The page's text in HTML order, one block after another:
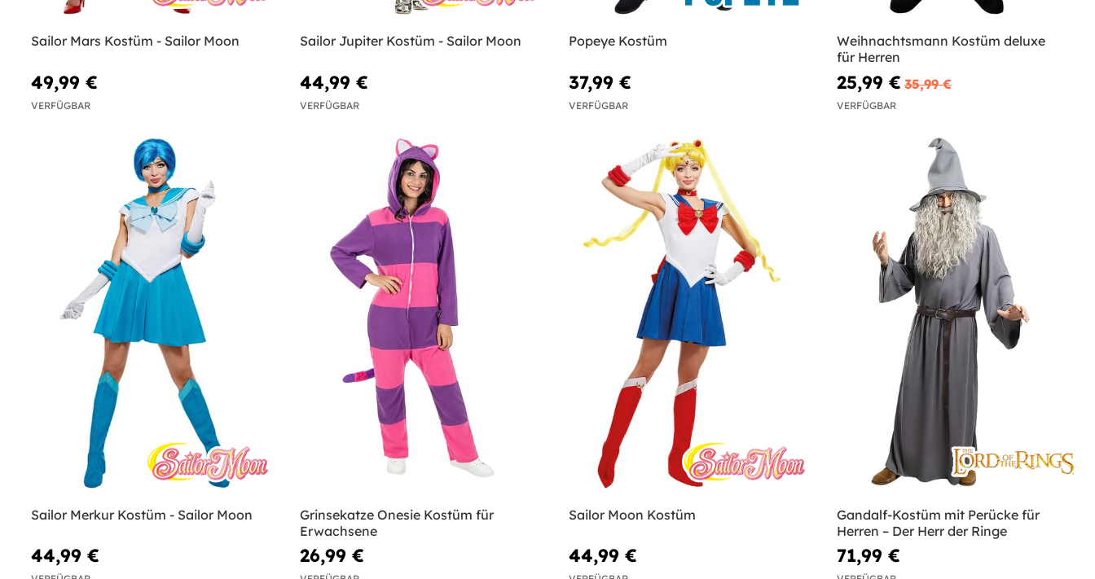
Sailor Mars Kostüm - Sailor Moon
49,99 €
VERFÜGBAR
Sailor Jupiter Kostüm - Sailor Moon
44,99 €
VERFÜGBAR
Popeye Kostüm
37,99 €
VERFÜGBAR
Weihnachtsmann Kostüm deluxe
für Herren
25,99 € 35,99 €
VERFÜGBAR
Sailor Merkur Kostüm - Sailor Moon
44,99 €
Grinsekatze Onesie Kostüm für
Erwachsene
26,99 €
Sailor Moon Kostüm
44,99 €
Gandalf-Kostüm mit Perücke für
Herren – Der Herr der Ringe
71,99 €